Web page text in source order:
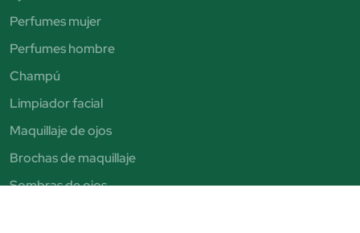
Perfumes mujer
Perfumes hombre
Champú
Limpiador facial
Maquillaje de ojos
Brochas de maquillaje
Sombras de ojos